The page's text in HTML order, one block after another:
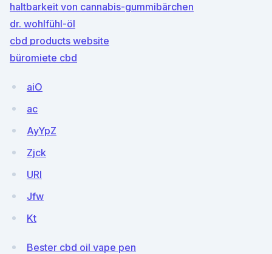
haltbarkeit von cannabis-gummibärchen
dr. wohlfühl-öl
cbd products website
büromiete cbd
aiO
ac
AyYpZ
Zjck
URl
Jfw
Kt
Bester cbd oil vape pen